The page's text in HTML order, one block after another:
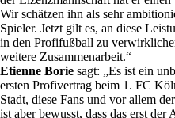
Wir schätzen ihn als sehr
Spieler. Jetzt gilt es, an diese
in den Profifußball zu
weitere Zusammenarbeit.“
Etienne Borie sagt: „Es ist ein
ersten Profivertrag beim 1. FC
Stadt, diese Fans und vor allem
ist aber bewusst, dass das erst